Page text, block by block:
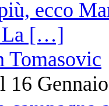
Tomasovic
16